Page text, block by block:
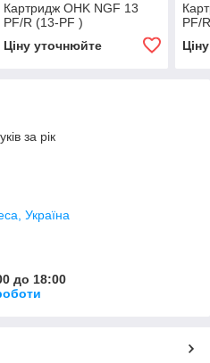
Картридж OHK NGF 13
PF/R (13-PF )
Ціну уточнюйте
PF/
за рік
Україна
до 18:00